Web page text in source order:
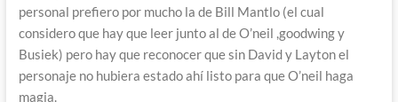
personal prefiero por mucho la de Bill Mantlo (el cual
considero que hay que leer junto al de O’neil ,goodwing y
Busiek) pero hay que reconocer que sin David y Layton el
personaje no hubiera estado ahí listo para que O’neil haga
magia.